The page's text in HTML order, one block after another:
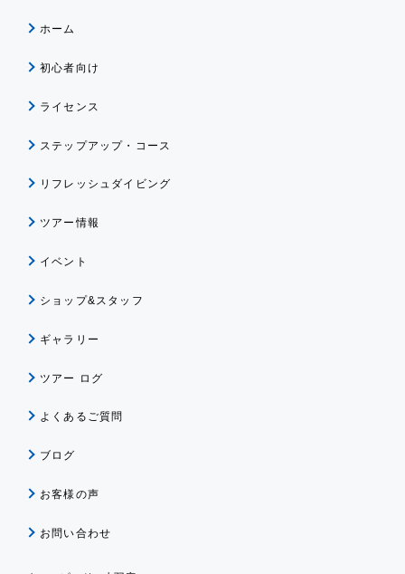
ホーム
初心者向け
ライセンス
ステップアップ・コース
リフレッシュダイビング
ツアー情報
イベント
ショップ&スタッフ
ギャラリー
ツアー ログ
よくあるご質問
ブログ
お客様の声
お問い合わせ